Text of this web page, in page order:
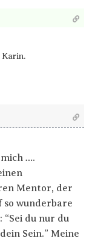
Karin.
….
Mentor, der
wunderbare
“Sei du nur du
Sein.” Meine